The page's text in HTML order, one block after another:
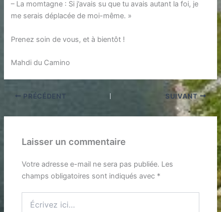
– La momtagne : Si j’avais su que tu avais autant la foi, je
me serais déplacée de moi-même. »
Prenez soin de vous, et à bientôt !
Mahdi du Camino
PRÉCÉDENT SUIVANT
Laisser un commentaire
Votre adresse e-mail ne sera pas publiée. Les
champs obligatoires sont indiqués avec *
ici…